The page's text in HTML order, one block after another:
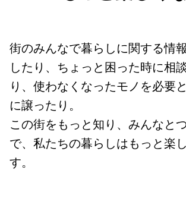
街のみんなで暮らしに関する情
したり、ちょっと困った時に相
り、使わなくなったモノを必要
に譲ったり。
この街をもっと知り、みんなと
で、私たちの暮らしはもっと楽
す。